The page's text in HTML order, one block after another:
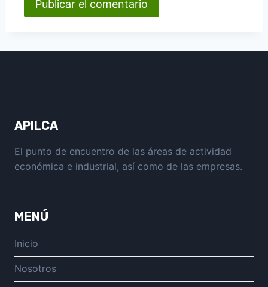
APILCA
El punto de encuentro de las áreas de actividad
económica e industrial, así como de las empresas.
MENÚ
Inicio
Nosotros